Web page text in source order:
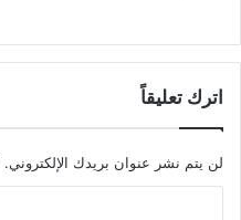
اترك تعليقاً
لن يتم نشر عنوان بريدك الإلكتروني.